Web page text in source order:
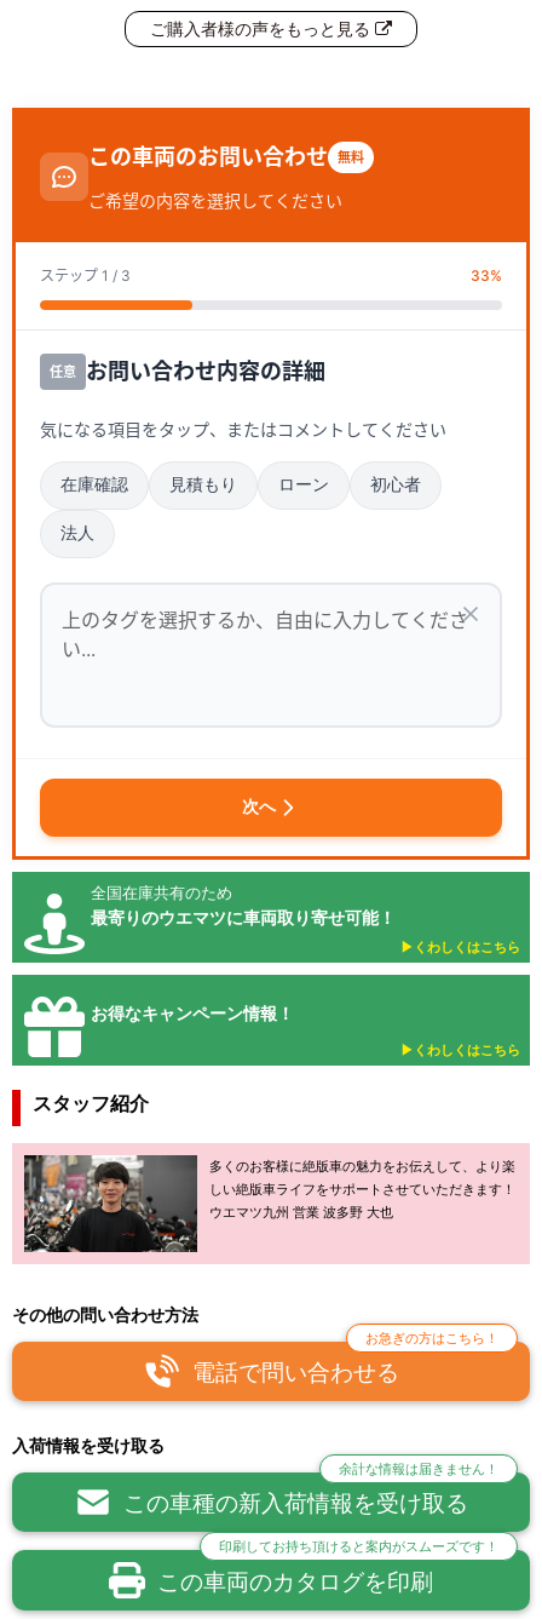
ご購入者様の声をもっと見る
この車両のお問い合わせ 無料
ご希望の内容を選択してください
ステップ 1 / 3 33%
任意 お問い合わせ内容の詳細
気になる項目をタップ、またはコメントしてください
在庫確認 見積もり ローン 初心者
法人
次へ
全国在庫共有のため
最寄りのウエマツに車両取り寄せ可能！
▶︎くわしくはこちら
お得なキャンペーン情報！
▶︎くわしくはこちら
スタッフ紹介
多くのお客様に絶版車の魅力をお伝えして、より楽
しい絶版車ライフをサポートさせていただきます！
ウエマツ九州 営業 波多野 大也
その他の問い合わせ方法
電話で問い合わせる
お急ぎの方はこちら！
入荷情報を受け取る
この車種の新入荷情報を受け取る
余計な情報は届きません！
この車両のカタログを印刷
印刷してお持ち頂けると案内がスムーズです！